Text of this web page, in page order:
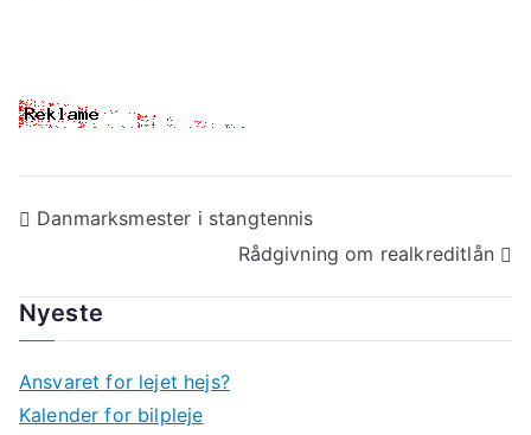
Indlægsnavigation
Danmarksmester i stangtennis
Rådgivning om realkreditlån
Nyeste
Ansvaret for lejet hejs?
Kalender for bilpleje